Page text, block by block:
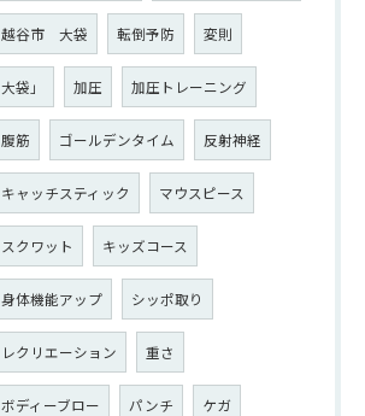
越谷市 大袋 転倒予防 変則
大袋」 加圧 加圧トレーニング
腹筋 ゴールデンタイム 反射神経
キャッチスティック マウスピース
スクワット キッズコース
身体機能アップ シッポ取り
レクリエーション 重さ
ボディーブロー パンチ ケガ